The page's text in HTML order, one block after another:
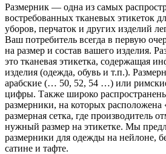
Размерник — одна из самых
востребованных тканевых этикеток
уборов, перчаток и других изделий
Ваш потребитель всегда в первую
на размер и состав вашего изделия.
это тканевая этикетка, содержащая
изделия (одежда, обувь и т.п.).
арабские (… 50, 52, 54 …) или
цифры. Также широко
размерники, на которых расположена
размерная сетка, где производитель
нужный размер на этикетке. Мы
размерники для одежды на нейлоне,
сатине и тафте.